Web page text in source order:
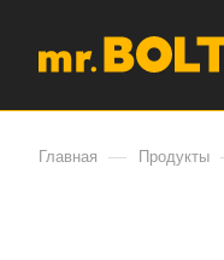
Главная — Продукты